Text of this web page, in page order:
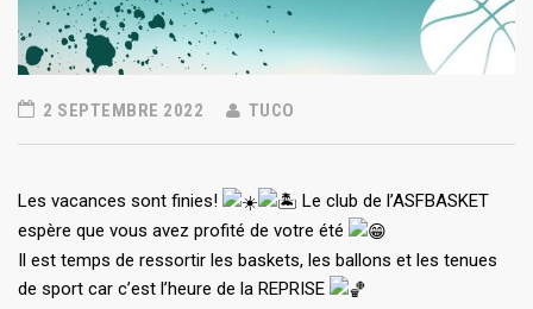
2 SEPTEMBRE 2022 TUCO
Les vacances sont finies!
Le club de l’ASFBASKET
espère que vous avez profité de votre été
Il est temps de ressortir les baskets, les ballons et les tenues
de sport car c’est l’heure de la REPRISE